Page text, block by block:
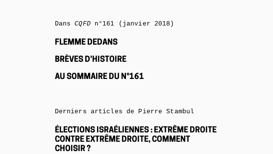
DansCQFDn°161 (janvier 2018)
FLEMME DEDANS
BRÈVES D’HISTOIRE
AU SOMMAIRE DU N°161
Derniers articles de Pierre Stambul
ÉLECTIONS ISRAÉLIENNES : EXTRÊME DROITE
CONTRE EXTRÊME DROITE, COMMENT
CHOISIR ?